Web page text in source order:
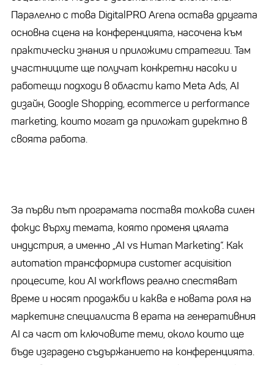
Паралелно с това DigitalPRO Arena остава другата
основна сцена на конференцията, насочена към
практически знания и приложими стратегии. Там
участниците ще получат конкретни насоки и
работещи подходи в области като Meta Ads, AI
дизайн, Google Shopping, ecommerce и performance
marketing, които могат да приложат директно в
своята работа.
За първи път програмата поставя толкова силен
фокус върху темата, която променя цялата
индустрия, а именно „AI vs Human Marketing“. Как
automation трансформира customer acquisition
процесите, кои AI workflows реално спестяват
време и носят продажби и каква е новата роля на
маркетинг специалиста в ерата на генеративния
AI са част от ключовите теми, около които ще
бъде изградено съдържанието на конференцията.